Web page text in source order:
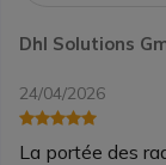
Dhl Solutions
24/04/2026
La portée des